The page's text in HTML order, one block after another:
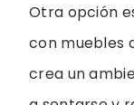
Otra opción
con muebles
crea un